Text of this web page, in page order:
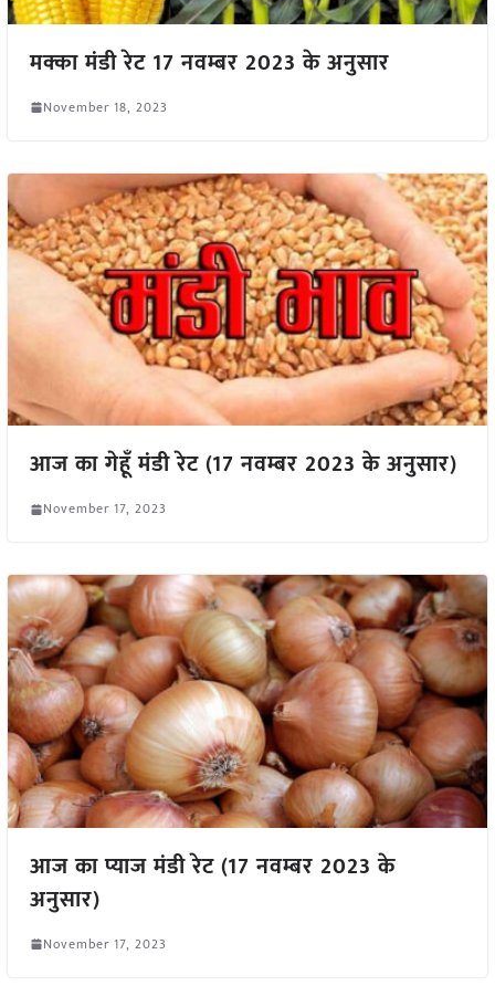
मक्का मंडी रेट 17 नवम्बर 2023 के अनुसार
November 18, 2023
आज का गेहूँ मंडी रेट (17 नवम्बर 2023 के अनुसार)
November 17, 2023
आज का प्याज मंडी रेट (17 नवम्बर 2023 के
अनुसार)
November 17, 2023